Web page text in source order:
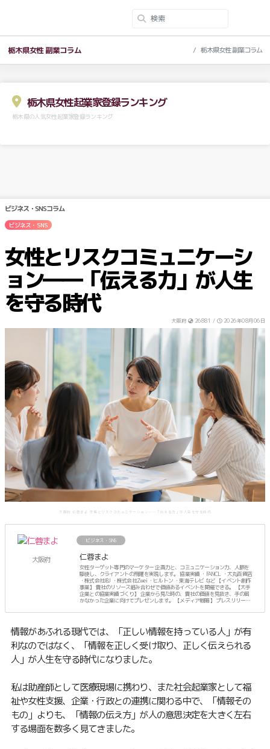
栃木県女性 副業コラム 栃木県女性 副業コラム
栃木県女性起業家登録ランキング
栃木県の人気女性起業家登録ランキング
ビジネス・SNSコラム
ビジネス・SNS
女性とリスクコミュニケーシ
ョン――「伝える力」が人生
を守る時代
大阪府 26881 / 2026年08月06日
大阪府 仁蓉まよ 女性とリスクコミュニケーション――「伝える力」が人生を守る時代
大阪府
ビジネス・SNS
仁蓉まよ
女性ターゲット専門のマーケター 企画力と、コミュニケーション力、人脈を
駆使し、クライアントの飛躍を実現します。 協業実績 ・FANCL ・大丸百貨店
・株式会社IBJ ・株式会社Zwei ・ヒルトン ・東海テレビ など 【イベント創作
事業】 貴社のリソース組み合わせで価値あるイベントを開催できる。 【大手
企業との協業実績づくり】 企業から見た時の、貴社の価値を見抜き、手の届
かなかった企業に向けてプレゼンします。 【メディア戦略】 プレスリリース
ートは、3人のママ。
情報があふれる現代では、「正しい情報を持っている人」が有
利なのではなく、「情報を正しく受け取り、正しく伝えられる
人」が人生を守る時代になりました。
私は助産師として医療現場に携わり、また社会起業家として福
祉や女性支援、企業・行政との連携に関わる中で、「情報その
もの」よりも、「情報の伝え方」が人の意思決定を大きく左右
する場面を数多く見てきました。